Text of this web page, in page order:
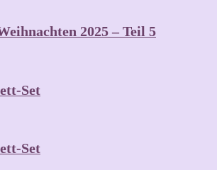
2025 – Teil 5
Set
Set